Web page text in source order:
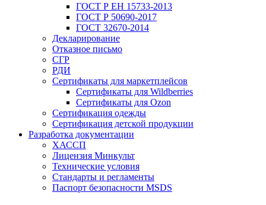
ГОСТ Р ЕН 15733-2013
ГОСТ Р 50690-2017
ГОСТ 32670-2014
Декларирование
Отказное письмо
СГР
РДИ
Сертификаты для маркетплейсов
Сертификаты для Wildberries
Сертификаты для Ozon
Сертификация одежды
Сертификация детской продукции
Разработка документации
ХАССП
Лицензия Минкульт
Технические условия
Стандарты и регламенты
Паспорт безопасности MSDS